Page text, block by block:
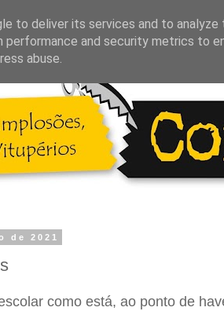
de 2021
como está, ao ponto de
to deliver its services and to analyze
performance and security metrics to
abuse.